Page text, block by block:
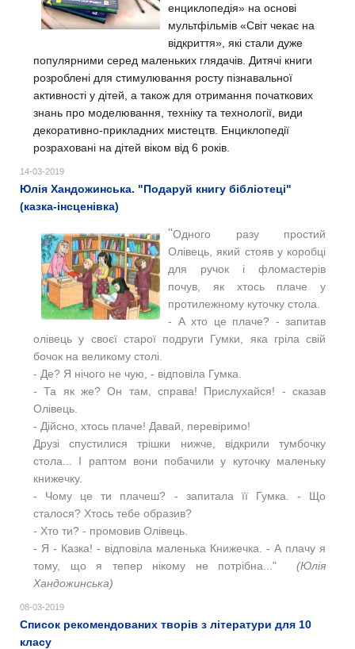
енциклопедія» на основі
мультфільмів «Світ чекає на
відкриття», які стали дуже
популярними серед маленьких глядачів. Дитячі книги
розроблені для стимулювання росту пізнавальної
активності у дітей, а також для отримання початкових
знань про моделювання, техніку та технології, види
декоративно-прикладних мистецтв. Енциклопедії
розраховані на дітей віком від 6 років.
14-03-2019
Юлія Хандожинська. "Подаруй книгу бібліотеці"
(казка-інсценівка)
"Одного разу простий
Олівець, який стояв у коробці
для ручок і фломастерів
почув, як хтось плаче у
протилежному куточку стола.
- А хто це плаче? - запитав
олівець у своєї старої подруги Гумки, яка гріла свій
бочок на великому столі.
- Де? Я нічого не чую, - відповіла Гумка.
- Та як же? Он там, справа! Прислухайся! - сказав
Олівець.
- Дійсно, хтось плаче! Давай, перевіримо!
Друзі спустилися трішки нижче, відкрили тумбочку
стола... І раптом вони побачили у куточку маленьку
книжечку.
- Чому це ти плачеш? - запитала її Гумка. - Що
сталося? Хтось тебе образив?
- Хто ти? - промовив Олівець.
- Я - Казка! - відповіла маленька Книжечка. - А плачу я
тому, що я тепер нікому не потрібна..."
(Юлія
Хандожинська)
08-03-2019
Список рекомендованих творів з літератури для 10
класу